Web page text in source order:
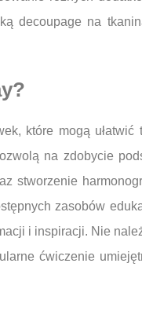
decoupage na
które mogą
na zdobycie
stworzenie
zasobów
i inspiracji. Nie
ćwiczenie